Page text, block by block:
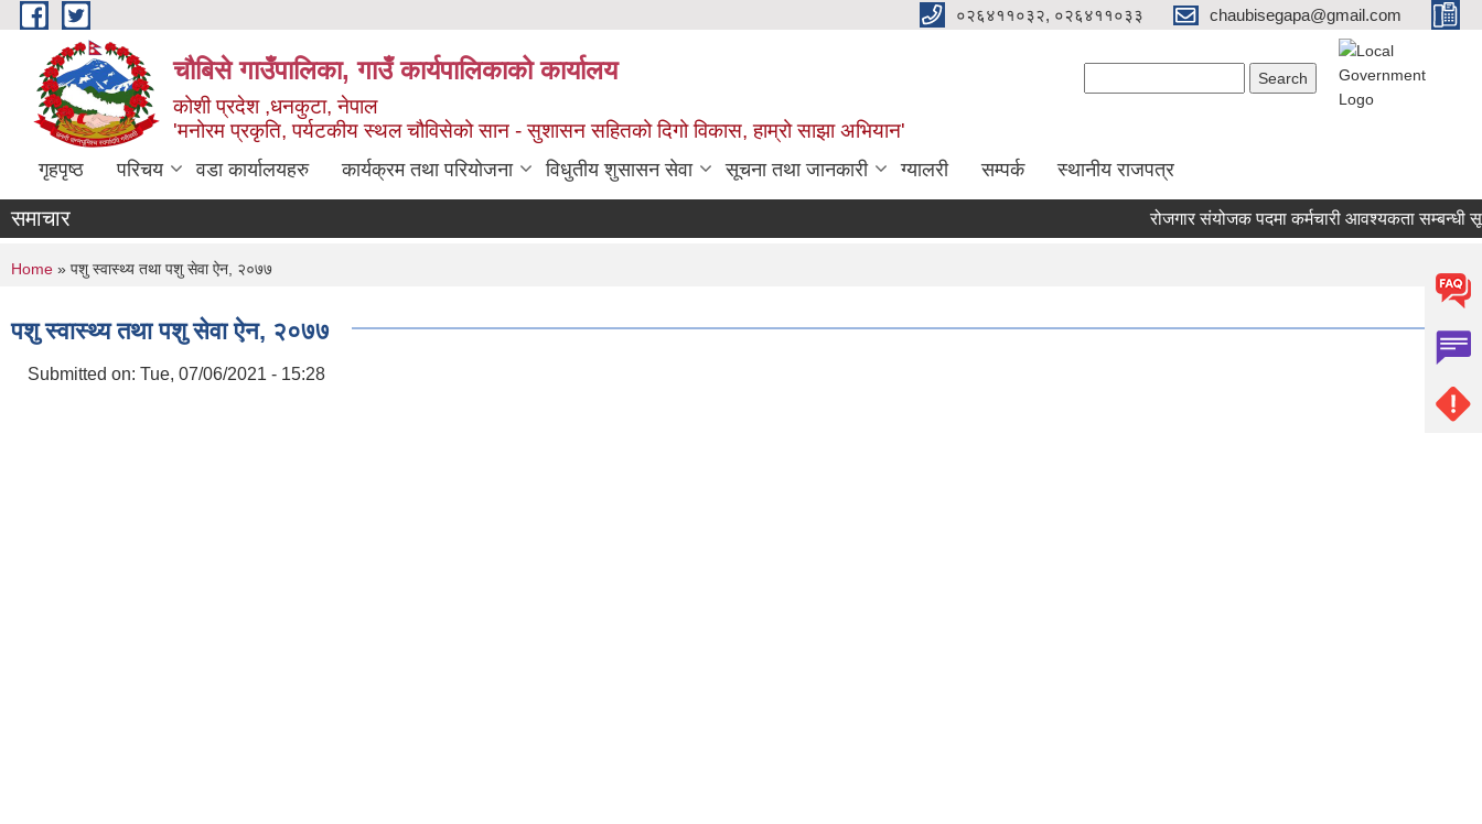
Skip to main content ०२६४११०३२, ०२६४११०३३ chaubisegapa@gmail.com
चौबिसे गाउँपालिका, गाउँ कार्यपालिकाको कार्यालय
कोशी प्रदेश ,धनकुटा, नेपाल
'मनोरम प्रकृति, पर्यटकीय स्थल चौविसेको सान - सुशासन सहितको दिगो विकास, हाम्रो साझा अभियान'
गृहपृष्ठ परिचय वडा कार्यालयहरु कार्यक्रम तथा परियोजना विधुतीय शुसासन सेवा सूचना तथा जानकारी ग्यालरी सम्पर्क स्थानीय राजपत्र
समाचार रोजगार संयोजक पदमा कर्मचारी आवश्यकता सम्बन्धी
You are here
Home » पशु स्वास्थ्य तथा पशु सेवा ऐन, २०७७
पशु स्वास्थ्य तथा पशु सेवा ऐन, २०७७
Submitted on: Tue, 07/06/2021 - 15:28